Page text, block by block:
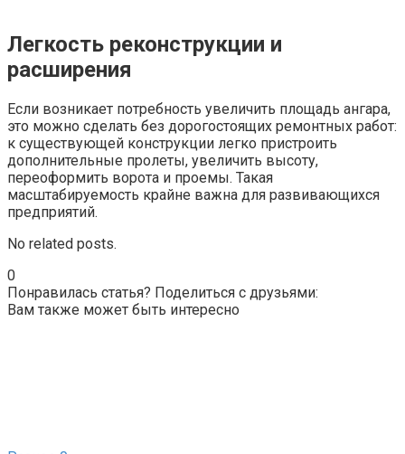
Легкость реконструкции и
расширения
Если возникает потребность увеличить площадь ангара,
это можно сделать без дорогостоящих ремонтных работ:
к существующей конструкции легко пристроить
дополнительные пролеты, увеличить высоту,
переоформить ворота и проемы. Такая
масштабируемость крайне важна для развивающихся
предприятий.
No related posts.
0
Понравилась статья? Поделиться с друзьями:
Вам также может быть интересно